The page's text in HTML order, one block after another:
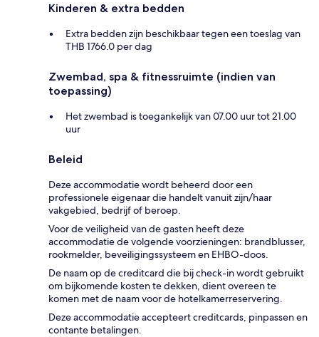
Kinderen & extra bedden
Extra bedden zijn beschikbaar tegen een toeslag van
THB 1766.0 per dag
Zwembad, spa & fitnessruimte (indien van
toepassing)
Het zwembad is toegankelijk van 07.00 uur tot 21.00
uur
Beleid
Deze accommodatie wordt beheerd door een
professionele eigenaar die handelt vanuit zijn/haar
vakgebied, bedrijf of beroep.
Voor de veiligheid van de gasten heeft deze
accommodatie de volgende voorzieningen: brandblusser,
rookmelder, beveiligingssysteem en EHBO-doos.
De naam op de creditcard die bij check-in wordt gebruikt
om bijkomende kosten te dekken, dient overeen te
komen met de naam voor de hotelkamerreservering.
Deze accommodatie accepteert creditcards, pinpassen en
contante betalingen.